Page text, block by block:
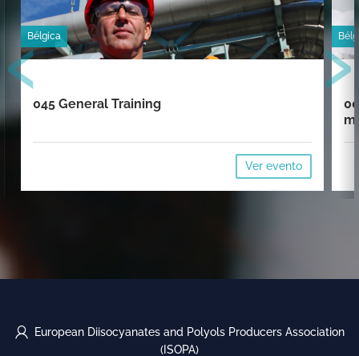
Bélgica
045 General Training
Ver evento
‹ ›
European Diisocyanates and Polyols Producers Association
(ISOPA)